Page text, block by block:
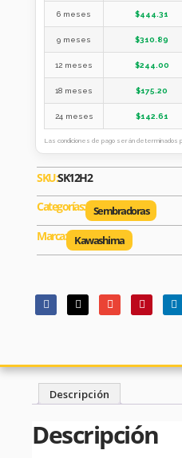
6 meses $444.31
9 meses $310.89
12 meses $244.00
18 meses $175.20
24 meses $142.61
Las condiciones de pago serán determinados
SKU:SK12H2
Categorías: Sembradoras
Marca: Kawashima
Descripción
Descripción